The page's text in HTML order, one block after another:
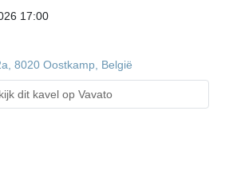
17:00
8020 Oostkamp, België
dit kavel op Vavato